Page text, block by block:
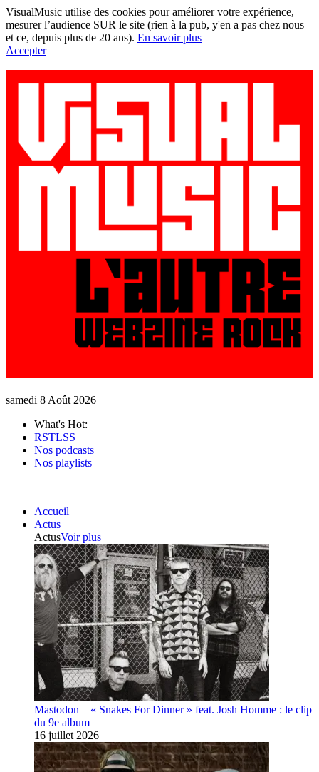
VisualMusic utilise des cookies pour améliorer votre expérience,
mesurer l’audience SUR le site (rien à la pub, y'en a pas chez nous
et ce, depuis plus de 20 ans). En savoir plus
Accepter
samedi 8 Août 2026
What's Hot:
RSTLSS
Nos podcasts
Nos playlists
Accueil
Actus
ActusVoir plus
Mastodon – « Snakes For Dinner » feat. Josh Homme : le clip
du 9e album
16 juillet 2026